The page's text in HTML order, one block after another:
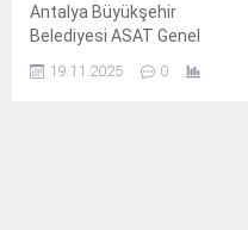
Antalya Büyükşehir
Belediyesi ASAT Genel
yaşanabilecek taşkın
19.11.2025 0